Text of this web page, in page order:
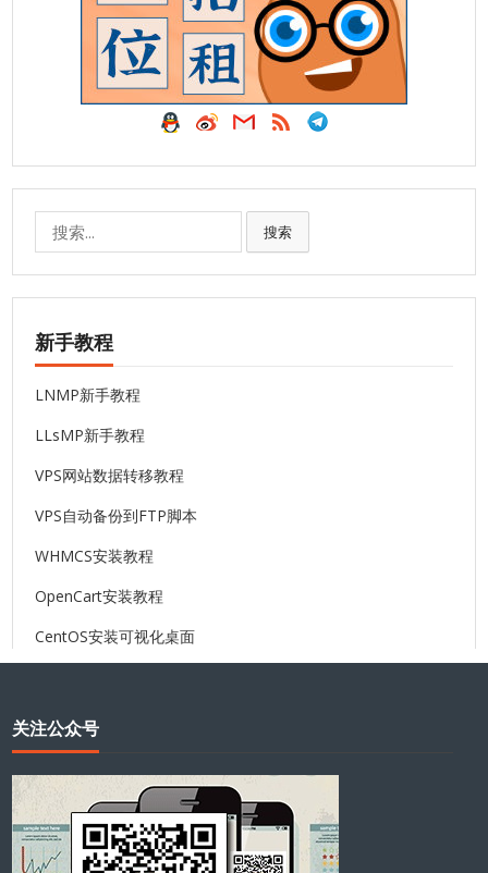
搜索
新手教程
LNMP新手教程
LLsMP新手教程
VPS网站数据转移教程
VPS自动备份到FTP脚本
WHMCS安装教程
OpenCart安装教程
CentOS安装可视化桌面
关注公众号